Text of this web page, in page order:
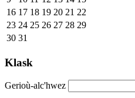
16 17 18 19 20 21 22
23 24 25 26 27 28 29
30 31
Klask
Gerioù-alc'hwez